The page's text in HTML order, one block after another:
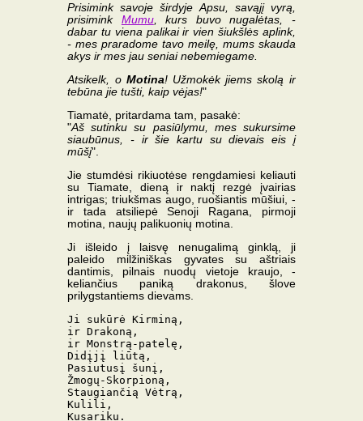
Prisimink savoje širdyje Apsu, savąjį vyrą,
prisimink Mumu, kurs buvo nugalėtas, -
dabar tu viena palikai ir vien šiukšlės aplink,
- mes praradome tavo meilę, mums skauda
akys ir mes jau seniai nebemiegame.
Atsikelk, o Motina! Užmokėk jiems skolą ir
tebūna jie tušti, kaip vėjas!"
Tiamatė, pritardama tam, pasakė:
"Aš sutinku su pasiūlymu, mes sukursime
siaubūnus, - ir šie kartu su dievais eis į
mūšį".
Jie stumdėsi rikiuotėse rengdamiesi keliauti
su Tiamate, dieną ir naktį rezgė įvairias
intrigas; triukšmas augo, ruošiantis mūšiui, -
ir tada atsiliepė Senoji Ragana, pirmoji
motina, naujų palikuonių motina.
Ji išleido į laisvę nenugalimą ginklą, ji
paleido milžiniškas gyvates su aštriais
dantimis, pilnais nuodų vietoje kraujo, -
keliančius paniką drakonus, šlove
prilygstantiems dievams.
Ji sukūrė Kirminą,
ir Drakoną,
ir Monstrą-patelę,
Didįjį liūtą,
Pasiutusį šunį,
Žmogų-Skorpioną,
Staugiančią Vėtrą,
Kulili,